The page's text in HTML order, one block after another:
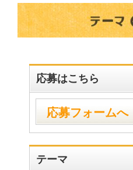
応募はこちら
応募フォームへ
テーマ